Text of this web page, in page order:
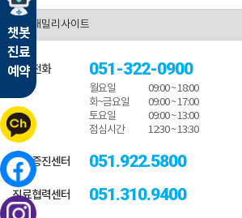
대표전화 051-322-0900
월요일
09:00 ~ 18:00
화~금요일
09:00 ~ 17:00
토요일
09:00 ~ 13:00
점심시간
12:30 ~ 13:30
건강증진센터 051.922.5800
진료협력센터 051.310.9400
챗봇
진료
예약